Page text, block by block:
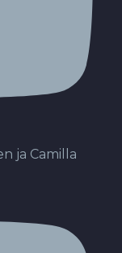
ja Camilla